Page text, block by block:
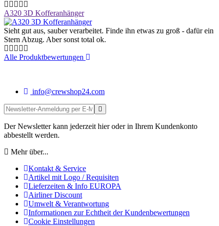
A320 3D Kofferanhänger
Sieht gut aus, sauber verarbeitet. Finde ihn etwas zu groß - dafür ein
Stern Abzug. Aber sonst total ok.
Alle Produktbewertungen
info@crewshop24.com
Der Newsletter kann jederzeit hier oder in Ihrem Kundenkonto
abbestellt werden.
Mehr über...
Kontakt & Service
Artikel mit Logo / Requisiten
Lieferzeiten & Info EUROPA
Airliner Discount
Umwelt & Verantwortung
Informationen zur Echtheit der Kundenbewertungen
Cookie Einstellungen